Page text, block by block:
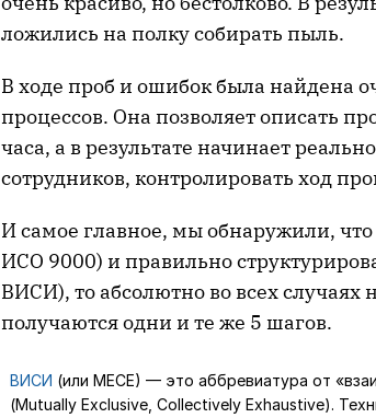
ложились на полку собирать пыль.
В ходе проб и ошибок была найдена
процессов. Она позволяет описать
часа, а в результате начинает
сотрудников, контролировать ход
И самое главное, мы обнаружили,
ИСО 9000) и правильно
ВИСИ), то абсолютно во всех случаях
получаются одни и те же 5 шагов.
ВИСИ (или МЕСЕ) — это аббревиатура от
(Mutually Exclusive, Collectively Exhaustive).